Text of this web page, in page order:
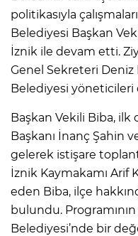
politikasıyla
Belediyesi Başkan
İznik ile devam etti.
Genel Sekreteri
Belediyesi yöneticileri
Başkan Vekili Biba, ilk
Başkanı İnanç Şahin
gelerek istişare
İznik Kaymakamı Arif
eden Biba, ilçe
bulundu.
Belediyesi’nde bir